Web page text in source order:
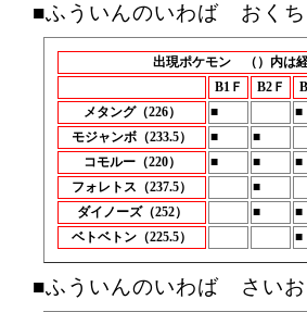
■ふういんのいわば おくち
出現ポケモン （）内は
B1Ｆ
B2Ｆ
メタング（226）
■
■
モジャンボ（233.5）
■
■
コモルー（220）
■ ■
■
フォレトス（237.5）
■
ダイノーズ（252）
■
■
ベトベトン（225.5）
■
■ふういんのいわば さい